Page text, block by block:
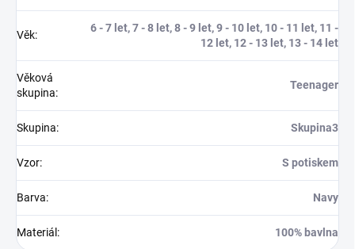
Věk:
6 - 7 let, 7 - 8 let, 8 - 9 let, 9 - 10 let, 10 - 11 let, 11 -
12 let, 12 - 13 let, 13 - 14 let
Věková
skupina:
Teenager
Skupina: Skupina3
Vzor: S potiskem
Barva: Navy
Materiál : 100% bavlna